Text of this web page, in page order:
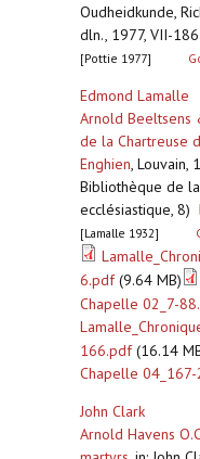
Oudheidkunde,
dln., 1977, VII-
[Pottie 1977]
Edmond Lamalle
Arnold Beeltsens
de la Chartreuse
Enghien, Louvain,
Bibliothèque de
ecclésiastique, 8)
[Lamalle 1932]
6.pdf(9.64 MB)
Chapelle 02_7-
166.pdf(16.14
Chapelle
John Clark
Arnold Havens